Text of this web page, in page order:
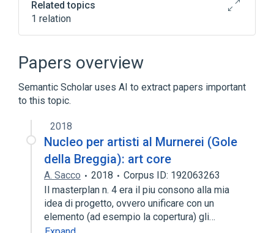
Related topics
1 relation
Patients
Papers overview
Semantic Scholar uses AI to extract papers important
to this topic.
2018
Nucleo per artisti al Murnerei (Gole
della Breggia): art core
A. Sacco 2018
Corpus ID: 192063263
Il masterplan n. 4 era il piu consono alla mia
idea di progetto, ovvero unificare con un
elemento (ad esempio la copertura) gli…